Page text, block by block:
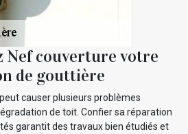
Nef couverture votre
de gouttière
causer plusieurs problèmes
de toit. Confier sa réparation
garantit des travaux bien étudiés et